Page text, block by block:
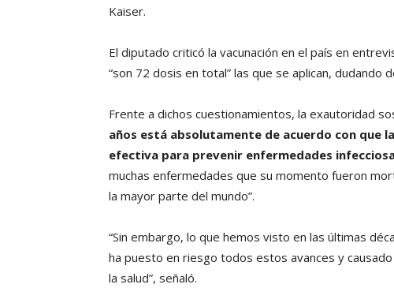
Kaiser.
El diputado criticó la vacunación en el país en
“son 72 dosis en total” las que se aplican, dudando
Frente a dichos cuestionamientos, la exautoridad
años está absolutamente de acuerdo con que
efectiva para prevenir enfermedades
muchas enfermedades que su momento fueron
la mayor parte del mundo”.
“Sin embargo, lo que hemos visto en las últimas
ha puesto en riesgo todos estos avances y
la salud”, señaló.